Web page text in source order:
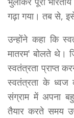
गढ़ा गया। तब से,
उन्होंने कहा कि
मातरम' बोलते थे।
स्वतंत्रता प्राप्त
स्वतंत्रता के ध्वज
संग्राम में अपना
तैयार करते समय